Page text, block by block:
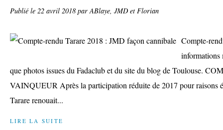
Publié le 22 avril 2018 par ABlaye, JMD et Florian
Compte-
informations
que photos issues du Fadaclub et du site du blog de Toulouse.
VAINQUEUR Après la participation réduite de 2017 pour raisons
Tarare renouait...
LIRE LA SUITE